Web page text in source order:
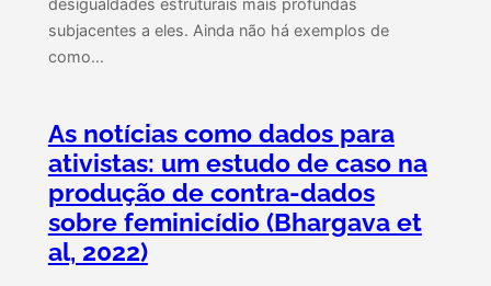
desigualdades estruturais mais profundas
subjacentes a eles. Ainda não há exemplos de
como…
As notícias como dados para
ativistas: um estudo de caso na
produção de contra-dados
sobre feminicídio (Bhargava et
al, 2022)